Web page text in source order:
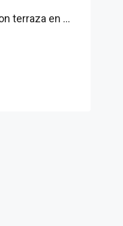
ALQUILADO – Loft con terraza en alquiler